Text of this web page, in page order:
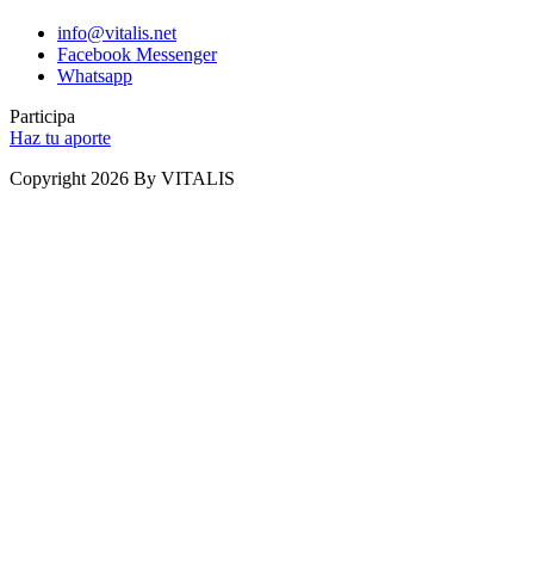
info@vitalis.net
Facebook Messenger
Whatsapp
Participa
Haz tu aporte
Copyright 2026 By VITALIS